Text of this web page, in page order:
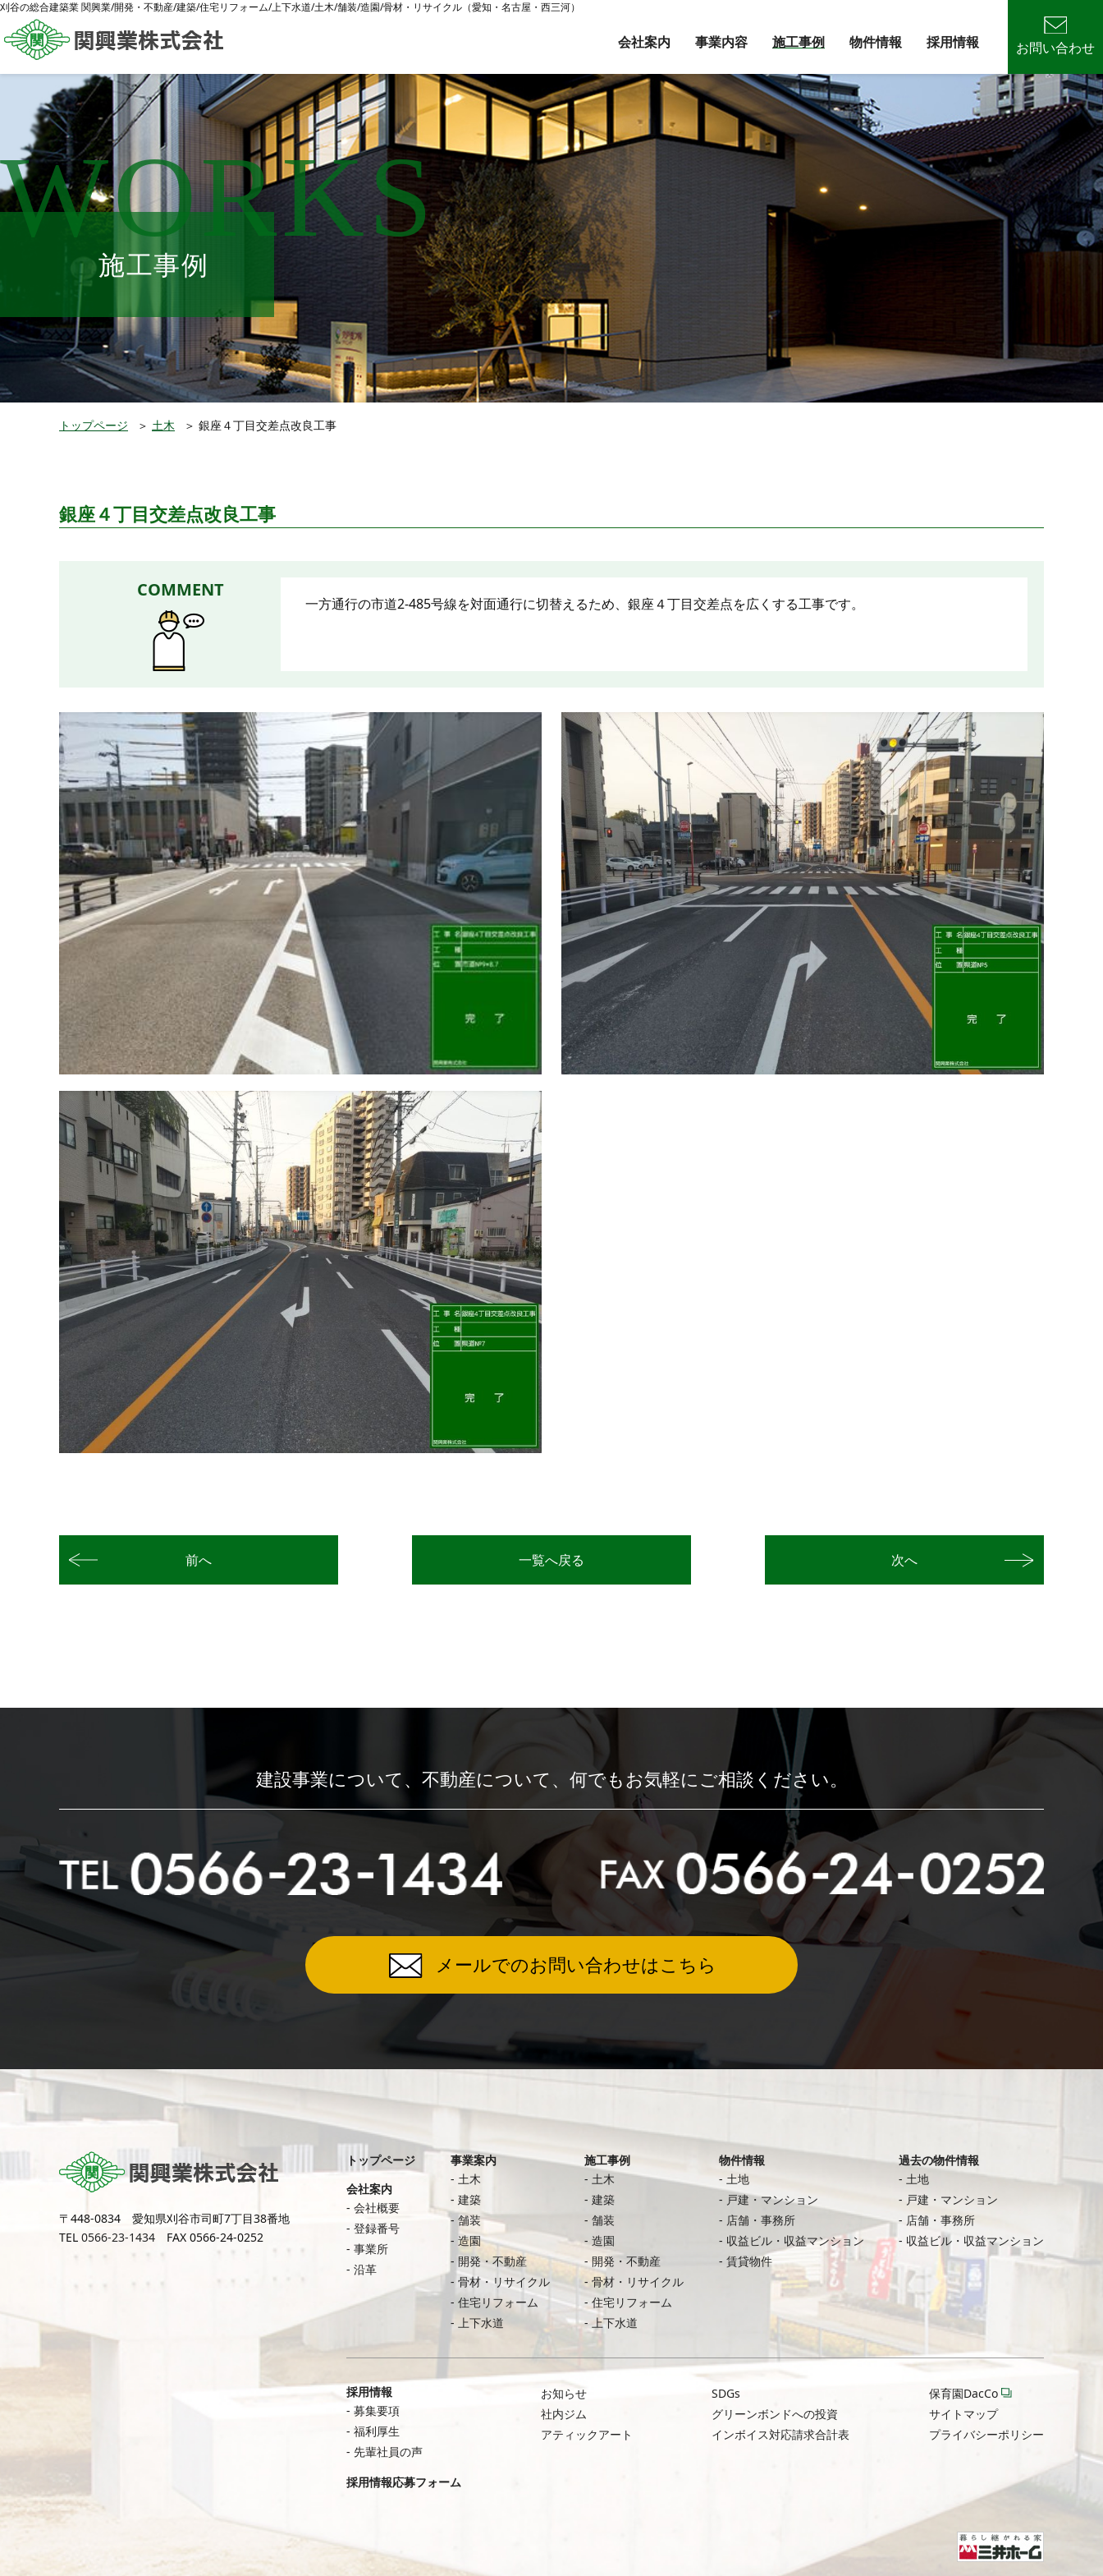
刈谷の総合建築業 関興業/開発・不動産/建築/住宅リフォーム/上下水道/土木/舗装/造園/骨材・リサイクル（愛知・名古屋・西三河）
会社案内 事業内容 施工事例 物件情報 採用情報 お問い合わせ
WORKS
施工事例
トップページ ＞ 土木 ＞ 銀座４丁目交差点改良工事
銀座４丁目交差点改良工事
COMMENT
一方通行の市道2-485号線を対面通行に切替えるため、銀座４丁目交差点を広くする工事です。
前へ 一覧へ戻る 次へ
建設事業について、 不動産について、 何でもお気軽にご相談ください。
メールでのお問い合わせはこちら
〒448-0834 愛知県刈谷市司町7丁目38番地
TEL 0566-23-1434 FAX 0566-24-0252
トップページ
会社案内
会社概要
登録番号
事業所
沿革
事業案内
土木
建築
舗装
造園
開発・不動産
骨材・リサイクル
住宅リフォーム
上下水道
施工事例
土木
建築
舗装
造園
開発・不動産
骨材・リサイクル
住宅リフォーム
上下水道
物件情報
土地
戸建・マンション
店舗・事務所
収益ビル・収益マンション
賃貸物件
過去の物件情報
土地
戸建・マンション
店舗・事務所
収益ビル・収益マンション
採用情報
募集要項
福利厚生
先輩社員の声
採用情報応募フォーム
お知らせ
社内ジム
アティックアート
SDGs
グリーンボンドへの投資
インボイス対応請求合計表
保育園DacCo
サイトマップ
プライバシーポリシー